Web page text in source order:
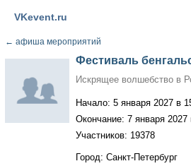
VKevent.ru
← афиша мероприятий
Фестиваль
Искрящее волшебство в
Начало: 5 января 2027 в
Окончание: 7 января 2027
Участников: 19378
Город: Санкт-Петербург